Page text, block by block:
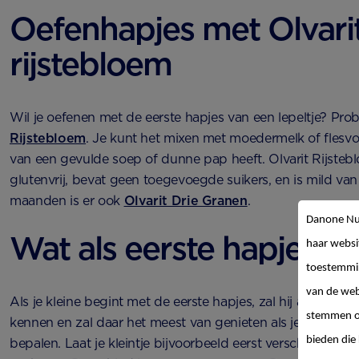
Oefenhapjes met
rijstebloem
Wil je oefenen met de eerste hapjes van een lepeltje?
Rijstebloem. Je kunt het mixen met moedermelk of
van een gevulde soep of dunne pap heeft. Olvarit
glutenvrij, bevat geen toegevoegde suikers, en is mild
maanden is er ook Olvarit Drie Granen.
Wat als eerste hapjes
Als je kleine begint met de eerste hapjes, zal hij allemaal
kennen en zal daar het meest van genieten als je hem
bepalen. Laat je kleintje bijvoorbeeld eerst verschillende
Danone
haar
van de
stemmen
bieden die